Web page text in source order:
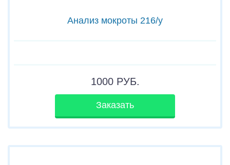
Анализ мокроты 216/у
1000РУБ.
Заказать